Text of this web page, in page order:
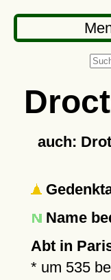
auch:
Name
Abt in
* um 535